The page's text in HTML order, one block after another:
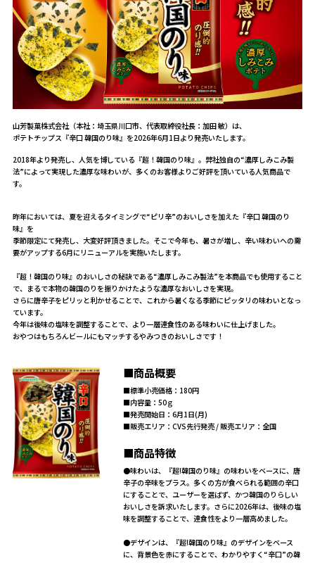
山芳製菓株式会社（本社：埼玉県川口市、代表取締役社長：加田 敏）は、
ポテトチップス『辛口 韓国のり味』を2026年6月1日より発売いたします。
2018年より発売し、人気を博している『超！韓国のり味』。弊社独自の“濃厚しみこみ製
法”によって実現した濃厚な味わいが、多くのお客様よりご好評を頂いている人気商品で
す。
昨年においては、夏を迎えるタイミングで“ピリ辛”のおいしさを加えた『辛口 韓国のり
味』を
季節限定にて発売し、大変好評頂きました。そこで今年も、暑さが増し、辛い味わいへの需
要がアップする6月にリニューアルを実施いたします。
『超！韓国のり味』のおいしさの秘訣である“濃厚しみこみ製法”を本商品でも使用すること
で、まるで本物の韓国のりを振りかけたような濃厚なおいしさを実現。
さらに唐辛子をピリッと利かせることで、これから暑くなる季節にピッタリの味わいとなっ
ています。
今年は後味の塩味を調整することで、より一層連食性のある味わいに仕上げました。
おやつはもちろんビールにもマッチするやみつきのおいしさです！
■商品概要
■標準小売価格：180円
■内容量：50ｇ
■発売開始日：6月1日(月)
■販売エリア：CVS先行発売 / 販売エリア：全国
■商品特徴
●味わいは、『超!韓国のり味』の味わいをベースに、唐
辛子の辛味をプラス。多くの方が食べられる範囲の辛口
にすることで、ユーザーを選ばず、かつ韓国のりらしい
おいしさを訴求いたします。さらに2026年は、後味の塩
味を調整することで、連食性をより一層高めました。
●デザインは、『超!韓国のり味』のデザインをベース
に、背景色を赤にすることで、わかりやすく“辛口”の韓